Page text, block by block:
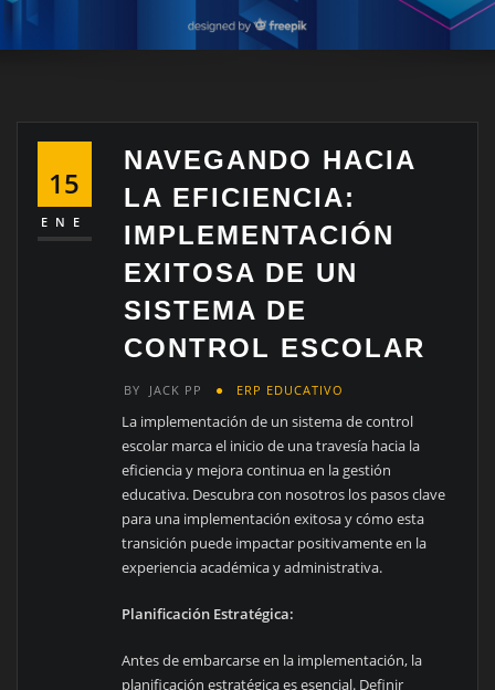
15
ENE
NAVEGANDO HACIA
LA EFICIENCIA:
IMPLEMENTACIÓN
EXITOSA DE UN
SISTEMA DE
CONTROL ESCOLAR
BY JACK PP ERP EDUCATIVO
La implementación de un sistema de control
escolar marca el inicio de una travesía hacia la
eficiencia y mejora continua en la gestión
educativa. Descubra con nosotros los pasos clave
para una implementación exitosa y cómo esta
transición puede impactar positivamente en la
experiencia académica y administrativa.
Planificación Estratégica:
Antes de embarcarse en la implementación, la
planificación estratégica es esencial. Definir